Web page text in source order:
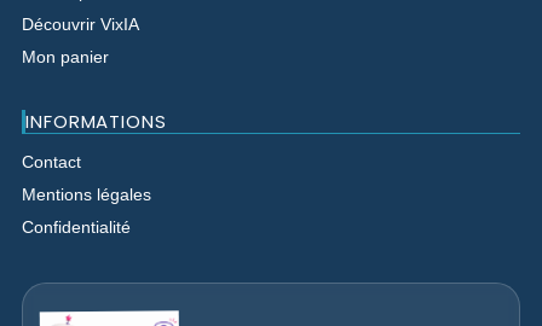
Découvrir VixIA
Mon panier
INFORMATIONS
Contact
Mentions légales
Confidentialité